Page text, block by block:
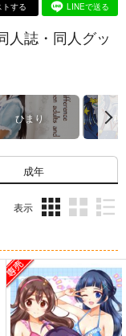
トする LINEで送る
人誌・同人グッ
ひまり 穂
成年
表示
ム
表
示
ム
表
示
ム
表
示